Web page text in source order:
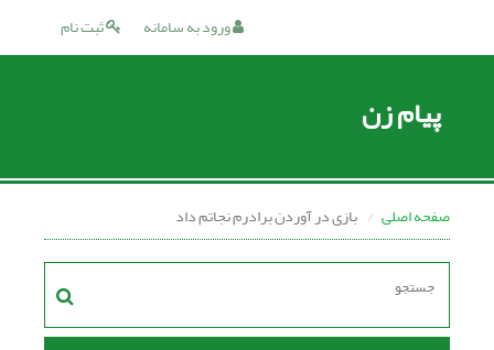
ثبت نام ورود به سامانه
پیام زن
صفحه اصلی بازی در آوردن برادرم نجاتم داد